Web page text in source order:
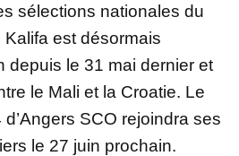
sélections nationales du
est désormais
depuis le 31 mai dernier et
le Mali et la Croatie. Le
SCO rejoindra ses
le 27 juin prochain.